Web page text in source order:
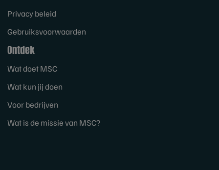
Privacy beleid
Gebruiksvoorwaarden
Ontdek
Wat doet MSC
Wat kun jij doen
Voor bedrijven
Wat is de missie van MSC?